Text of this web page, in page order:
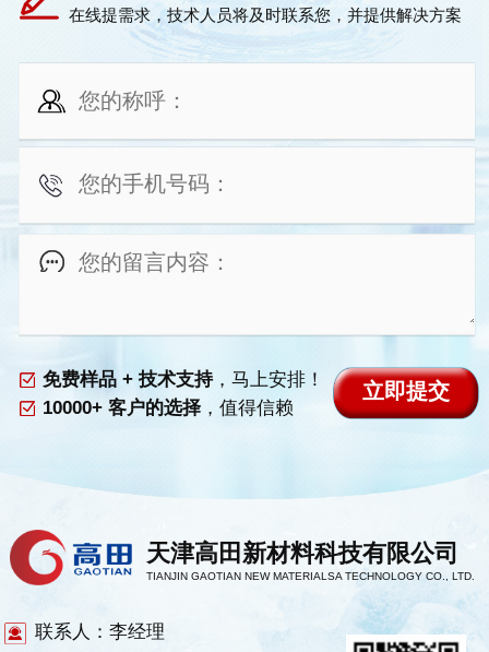
在线提需求，技术人员将及时联系您，并提供解决方案
免费样品 + 技术支持，马上安排！
10000+ 客户的选择，值得信赖
天津高田新材料科技有限公司
TIANJIN GAOTIAN NEW MATERIALSA TECHNOLOGY CO., LTD.
联系人：李经理